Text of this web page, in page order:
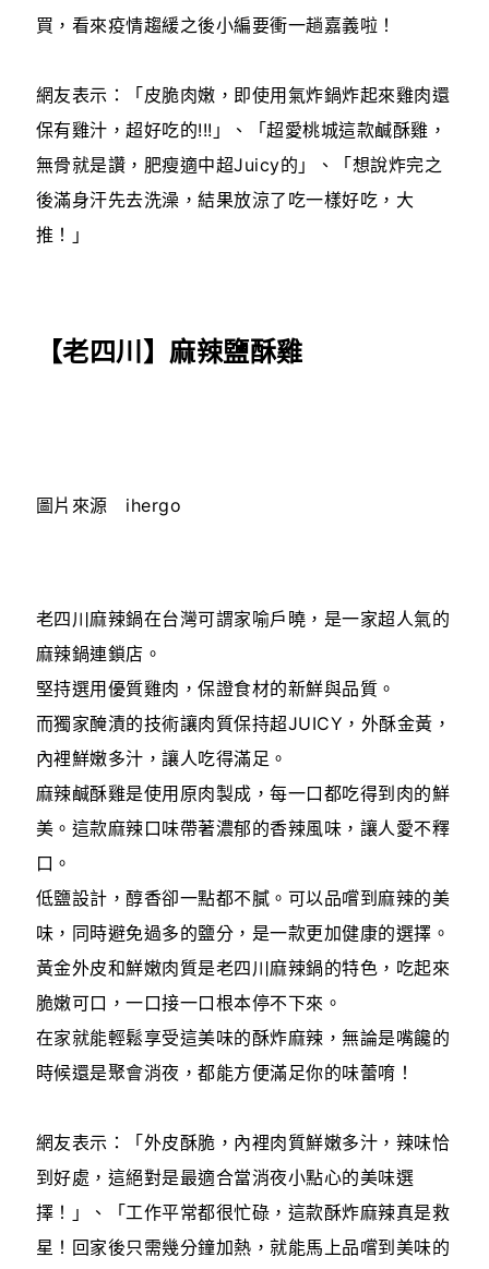
買，看來疫情趨緩之後小編要衝一趟嘉義啦！
網友表示：「皮脆肉嫩，即使用氣炸鍋炸起來雞肉還
保有雞汁，超好吃的!!!」、「超愛桃城這款鹹酥雞，
無骨就是讚，肥瘦適中超Juicy的」、「想說炸完之
後滿身汗先去洗澡，結果放涼了吃一樣好吃，大
推！」
【老四川】麻辣鹽酥雞
圖片來源 ihergo
老四川麻辣鍋在台灣可謂家喻戶曉，是一家超人氣的
麻辣鍋連鎖店。
堅持選用優質雞肉，保證食材的新鮮與品質。
而獨家醃漬的技術讓肉質保持超JUICY，外酥金黃，
內裡鮮嫩多汁，讓人吃得滿足。
麻辣鹹酥雞是使用原肉製成，每一口都吃得到肉的鮮
美。這款麻辣口味帶著濃郁的香辣風味，讓人愛不釋
口。
低鹽設計，醇香卻一點都不膩。可以品嚐到麻辣的美
味，同時避免過多的鹽分，是一款更加健康的選擇。
黃金外皮和鮮嫩肉質是老四川麻辣鍋的特色，吃起來
脆嫩可口，一口接一口根本停不下來。
在家就能輕鬆享受這美味的酥炸麻辣，無論是嘴饞的
時候還是聚會消夜，都能方便滿足你的味蕾唷！
網友表示：「外皮酥脆，內裡肉質鮮嫩多汁，辣味恰
到好處，這絕對是最適合當消夜小點心的美味選
擇！」、「工作平常都很忙碌，這款酥炸麻辣真是救
星！回家後只需幾分鐘加熱，就能馬上品嚐到美味的